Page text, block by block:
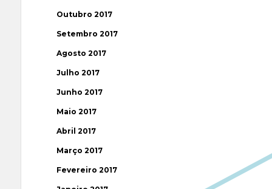
Outubro 2017
Setembro 2017
Agosto 2017
Julho 2017
Junho 2017
Maio 2017
Abril 2017
Março 2017
Fevereiro 2017